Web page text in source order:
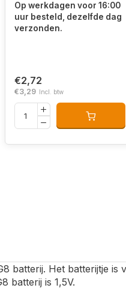
Op werkdagen voor 16:00
uur besteld, dezelfde dag
verzonden.
€2,72
€3,29 Incl. btw
batterij. Het batterijtje
batterij is 1,5V.